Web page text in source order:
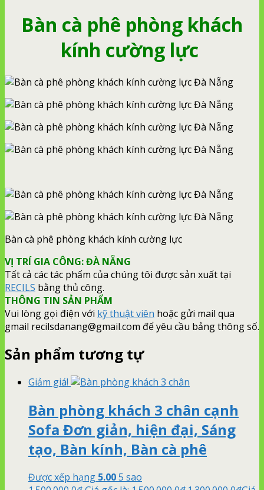
Bàn cà phê phòng khách
kính cường lực
Bàn cà phê phòng khách kính cường lực
VỊ TRÍ GIA CÔNG: ĐÀ NẴNG
Tất cả các tác phẩm của chúng tôi được sản xuất tại
RECILS bằng thủ công.
THÔNG TIN SẢN PHẨM
Vui lòng gọi điện với kỹ thuật viên hoặc gửi mail qua
gmail recilsdanang@gmail.com để yêu cầu bảng thông số.
Sản phẩm tương tự
Giảm giá!
Bàn phòng khách 3 chân cạnh
Sofa Đơn giản, hiện đại, Sáng
tạo, Bàn kính, Bàn cà phê
Được xếp hạng 5.005 sao